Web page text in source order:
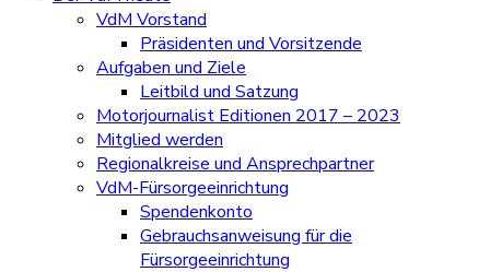
VdM Vorstand
Präsidenten und Vorsitzende
Aufgaben und Ziele
Leitbild und Satzung
Motorjournalist Editionen 2017 – 2023
Mitglied werden
Regionalkreise und Ansprechpartner
VdM-Fürsorgeeinrichtung
Spendenkonto
Gebrauchsanweisung für die
Fürsorgeeinrichtung